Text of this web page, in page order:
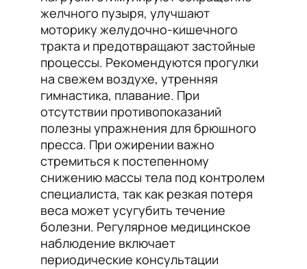
желчного пузыря, улучшают
моторику желудочно-кишечного
тракта и предотвращают застойные
процессы. Рекомендуются прогулки
на свежем воздухе, утренняя
гимнастика, плавание. При
отсутствии противопоказаний
полезны упражнения для брюшного
пресса. При ожирении важно
стремиться к постепенному
снижению массы тела под контролем
специалиста, так как резкая потеря
веса может усугубить течение
болезни. Регулярное медицинское
наблюдение включает
периодические консультации